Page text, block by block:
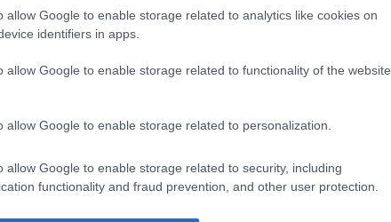
allow Google to enable storage related to analytics like cookies on
identifiers in apps.
allow Google to enable storage related to functionality of the website
allow Google to enable storage related to personalization.
allow Google to enable storage related to security, including
functionality and fraud prevention, and other user protection.
készültkartondoboztovábbra is a
csomagolóanyag a piacon.
az energiahatékony gyártásnak és a
Emellett komposztálhatósága,
révén tökéletes választás azok
megoldást keresnek.